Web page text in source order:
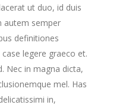
ut duo, id duis
autem semper
definitiones
legere graeco et.
Nec in magna dicta,
mel. Has
in,